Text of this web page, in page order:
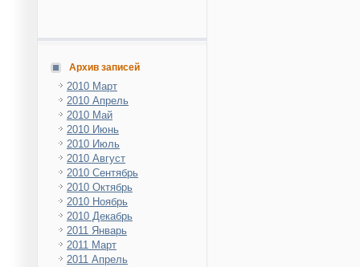
Архив записей
2010 Март
2010 Апрель
2010 Май
2010 Июнь
2010 Июль
2010 Август
2010 Сентябрь
2010 Октябрь
2010 Ноябрь
2010 Декабрь
2011 Январь
2011 Март
2011 Апрель